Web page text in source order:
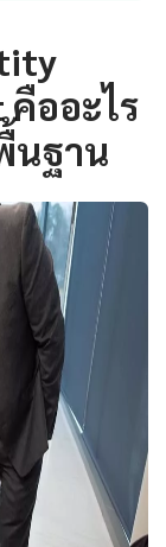
คืออะไร
นฐาน